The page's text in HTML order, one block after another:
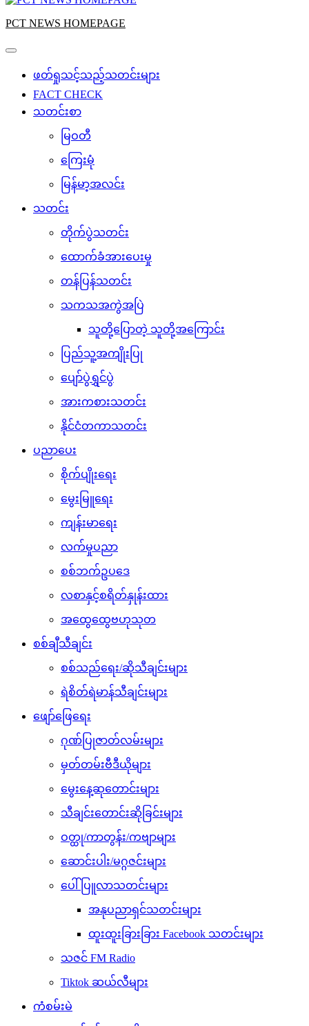
PCT NEWS HOMEPAGE
ဖတ်ရှုသင့်သည့်သတင်းများ
FACT CHECK
သတင်းစာ
မြဝတီ
ကြေးမုံ
မြန်မာ့အလင်း
သတင်း
တိုက်ပွဲသတင်း
ထောက်ခံအားပေးမှု
တန်ပြန်သတင်း
သကသအကွဲအပြဲ
သူတို့ပြောတဲ့ သူတို့အကြောင်း
ပြည်သူ့အကျိုးပြု
ပျော်ပွဲရွှင်ပွဲ
အားကစားသတင်း
နိုင်ငံတကာသတင်း
ပညာပေး
စိုက်ပျိုးရေး
မွေးမြူရေး
ကျန်းမာရေး
လက်မှုပညာ
စစ်ဘက်ဥပဒေ
လစာနှင့်စရိတ်နှုန်းထား
အထွေထွေဗဟုသုတ
စစ်ချီသီချင်း
စစ်သည်ရေး/ဆိုသီချင်းများ
ရဲစိတ်ရဲမာန်သီချင်းများ
ဖျော်ဖြေရေး
ဂုဏ်ပြုဇာတ်လမ်းများ
မှတ်တမ်းဗီဒီယိုများ
မွေးနေ့ဆုတောင်းများ
သီချင်းတောင်းဆိုခြင်းများ
ဝတ္ထု/ကာတွန်း/ကဗျာများ
ဆောင်းပါး/မဂ္ဂဇင်းများ
ပေါ်ပြူလာသတင်းများ
အနုပညာရှင်သတင်းများ
ထူးထူးခြားခြား Facebook သတင်းများ
သဇင် FM Radio
Tiktok ဆယ်လီများ
ကံစမ်းမဲ